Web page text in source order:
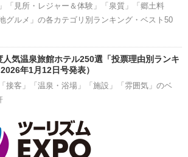
「見所・レジャー＆体験」「泉質」「郷土料
グルメ」の各カテゴリ別ランキング・ベスト50
人気温泉旅館ホテル250選「投票理由別ランキ
年1月12日号発表）
接客」「温泉・浴場」「施設」「雰囲気」のベ